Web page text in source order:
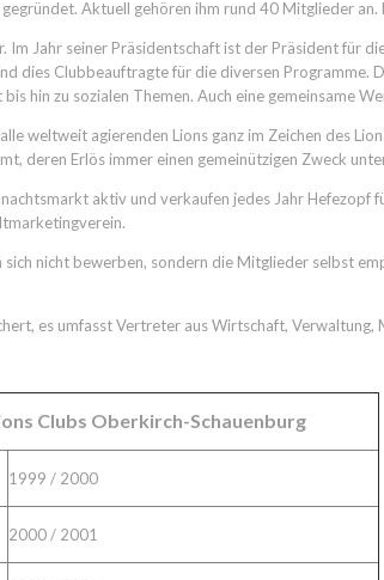
Aktuell gehören ihm rund 40 Mitglieder
Im Jahr seiner Präsidentschaft ist der Präsident für
dies Clubbeauftragte für die diversen
hin zu sozialen Themen. Auch eine gemeinsame
weltweit agierenden Lions ganz im Zeichen des
deren Erlös immer einen gemeinützigen Zweck
aktiv und verkaufen jedes Jahr
nicht bewerben, sondern die Mitglieder selbst
es umfasst Vertreter aus Wirtschaft, Verwaltung,
Clubs Oberkirch-Schauenburg
1999 / 2000
2000 / 2001